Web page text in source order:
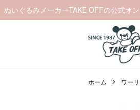
ぬいぐるみメーカーTAKE OFFの公式オ
ホーム ワー